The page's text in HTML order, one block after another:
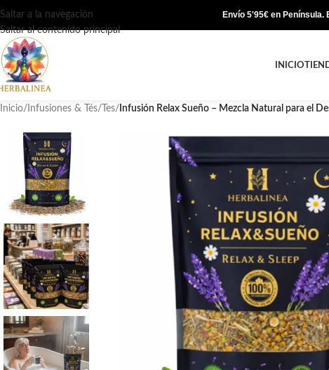
Saltar a la navegación
Saltar al contenido principal
Envío 5'95€ en
INICIO
Inicio/ Infusiones & Tés/ Tes/ Infusión Relax Sueño – Mezcla Natural para el